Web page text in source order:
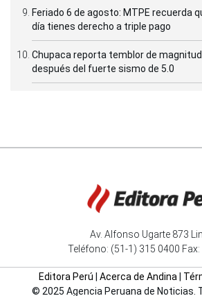
Feriado 6 de agosto: MTPE recuerda
día tienes derecho a triple pago
Chupaca reporta temblor de
después del fuerte sismo de 5.0
Av. Alfonso Ugarte 873
Teléfono: (51-1) 315 0400
Editora Perú Acerca de Andina
© 2025 Agencia Peruana de Noticias.